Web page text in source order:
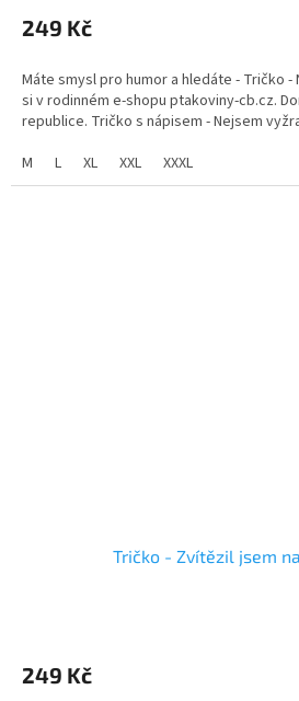
249 Kč
Máte smysl pro humor a hledáte - Tričko
si v rodinném e-shopu ptakoviny-cb.cz.
republice. Tričko s nápisem - Nejsem
M
L XL XXL XXXL
Tričko - Zvítězil jsem
249 Kč